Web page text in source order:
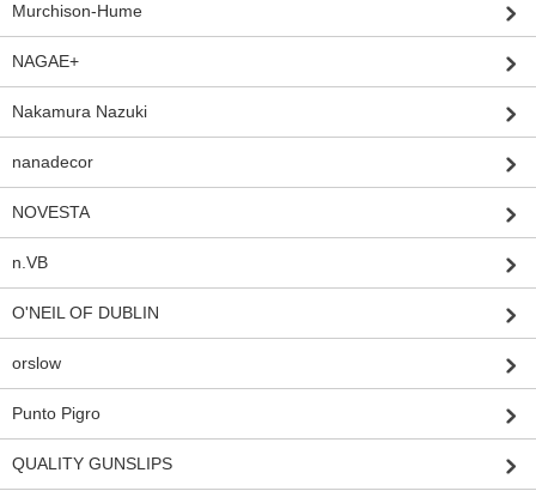
Murchison-Hume
NAGAE+
Nakamura Nazuki
nanadecor
NOVESTA
n.VB
O'NEIL OF DUBLIN
orslow
Punto Pigro
QUALITY GUNSLIPS